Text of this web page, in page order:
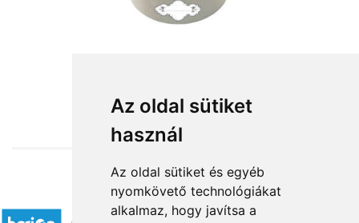
Az oldal sütiket
használ
Az oldal sütiket és egyéb
nyomkövető technológiákat
alkalmaz, hogy javítsa a
Accepted payment methods